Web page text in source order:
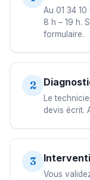
Au 01 34
8 h – 19 h.
formulaire.
2
Le
devis écrit.
3
Vous